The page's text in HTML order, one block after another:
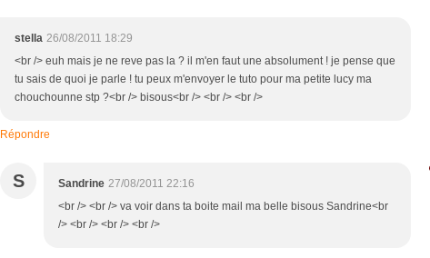
stella 26/08/2011 18:29
<br /> euh mais je ne reve pas la ? il m'en faut une absolument ! je pense que
tu sais de quoi je parle ! tu peux m'envoyer le tuto pour ma petite lucy ma
chouchounne stp ?<br /> bisous<br /> <br /> <br />
Répondre
S Sandrine 27/08/2011 22:16
<br /> <br /> va voir dans ta boite mail ma belle bisous Sandrine<br
/> <br /> <br /> <br />